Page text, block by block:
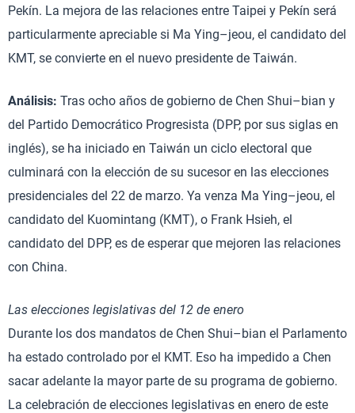
Pekín. La mejora de las relaciones entre Taipei y Pekín será
particularmente apreciable si Ma Ying–jeou, el candidato del
KMT, se convierte en el nuevo presidente de Taiwán.
Análisis: Tras ocho años de gobierno de Chen Shui–bian y
del Partido Democrático Progresista (DPP, por sus siglas en
inglés), se ha iniciado en Taiwán un ciclo electoral que
culminará con la elección de su sucesor en las elecciones
presidenciales del 22 de marzo. Ya venza Ma Ying–jeou, el
candidato del Kuomintang (KMT), o Frank Hsieh, el
candidato del DPP, es de esperar que mejoren las relaciones
con China.
Las elecciones legislativas del 12 de enero
Durante los dos mandatos de Chen Shui–bian el Parlamento
ha estado controlado por el KMT. Eso ha impedido a Chen
sacar adelante la mayor parte de su programa de gobierno.
La celebración de elecciones legislativas en enero de este